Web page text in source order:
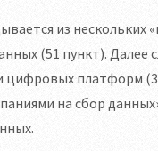
из
(51 пункт).
платформ
на сбор